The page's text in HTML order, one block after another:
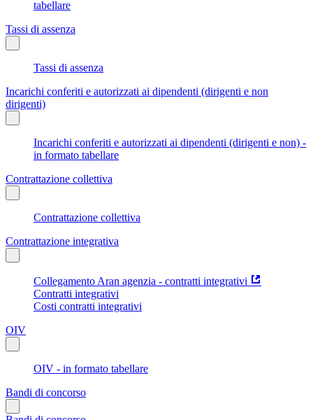
tabellare
Tassi di assenza
Tassi di assenza
Incarichi conferiti e autorizzati ai dipendenti (dirigenti e non
dirigenti)
Incarichi conferiti e autorizzati ai dipendenti (dirigenti e non) -
in formato tabellare
Contrattazione collettiva
Contrattazione collettiva
Contrattazione integrativa
Collegamento Aran agenzia - contratti integrativi
Contratti integrativi
Costi contratti integrativi
OIV
OIV - in formato tabellare
Bandi di concorso